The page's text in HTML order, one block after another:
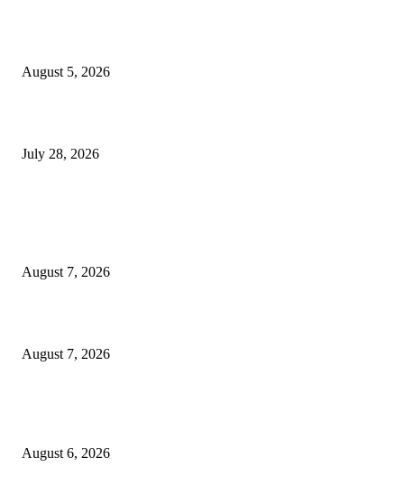
August 5, 2026
July 28, 2026
August 7, 2026
August 7, 2026
August 6, 2026